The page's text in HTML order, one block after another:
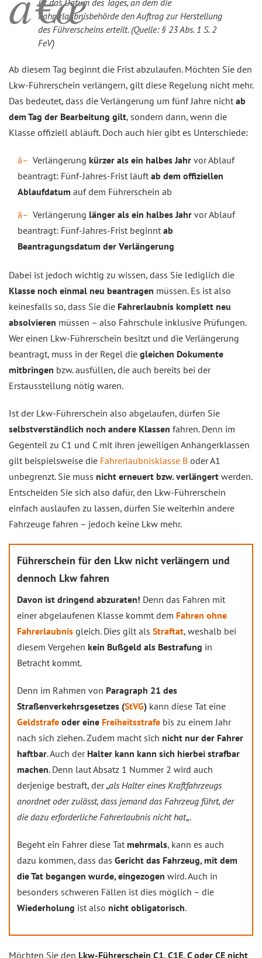
ist das Datum des Tages, an dem die
Fahrerlaubnisbehörde den Auftrag zur Herstellung
des Führerscheins erteilt. (Quelle: § 23 Abs. 1 S. 2
FeV)
Ab diesem Tag beginnt die Frist abzulaufen. Möchten Sie den
Lkw-Führerschein verlängern, gilt diese Regelung nicht mehr.
Das bedeutet, dass die Verlängerung um fünf Jahre nicht ab
dem Tag der Bearbeitung gilt, sondern dann, wenn die
Klasse offiziell abläuft. Doch auch hier gibt es Unterschiede:
Verlängerung kürzer als ein halbes Jahr vor Ablauf
beantragt: Fünf-Jahres-Frist läuft ab dem offiziellen
Ablaufdatum auf dem Führerschein ab
Verlängerung länger als ein halbes Jahr vor Ablauf
beantragt: Fünf-Jahres-Frist beginnt ab
Beantragungsdatum der Verlängerung
Dabei ist jedoch wichtig zu wissen, dass Sie lediglich die
Klasse noch einmal neu beantragen müssen. Es ist also
keinesfalls so, dass Sie die Fahrerlaubnis komplett neu
absolvieren müssen – also Fahrschule inklusive Prüfungen.
Wer einen Lkw-Führerschein besitzt und die Verlängerung
beantragt, muss in der Regel die gleichen Dokumente
mitbringen bzw. ausfüllen, die auch bereits bei der
Erstausstellung nötig waren.
Ist der Lkw-Führerschein also abgelaufen, dürfen Sie
selbstverständlich noch andere Klassen fahren. Denn im
Gegenteil zu C1 und C mit ihren jeweiligen Anhängerklassen
gilt beispielsweise die Fahrerlaubnisklasse B oder A1
unbegrenzt. Sie muss nicht erneuert bzw. verlängert werden.
Entscheiden Sie sich also dafür, den Lkw-Führerschein
einfach auslaufen zu lassen, dürfen Sie weiterhin andere
Fahrzeuge fahren – jedoch keine Lkw mehr.
Führerschein für den Lkw nicht verlängern und
dennoch Lkw fahren
Davon ist dringend abzuraten! Denn das Fahren mit
einer abgelaufenen Klasse kommt dem Fahren ohne
Fahrerlaubnis gleich. Dies gilt als Straftat, weshalb bei
diesem Vergehen kein Bußgeld als Bestrafung in
Betracht kommt.
Denn im Rahmen von Paragraph 21 des
Straßenverkehrsgesetzes (StVG) kann diese Tat eine
Geldstrafe oder eine Freiheitsstrafe bis zu einem Jahr
nach sich ziehen. Zudem macht sich nicht nur der Fahrer
haftbar. Auch der Halter kann kann sich hierbei strafbar
machen. Denn laut Absatz 1 Nummer 2 wird auch
derjenige bestraft, der „als Halter eines Kraftfahrzeugs
anordnet oder zulässt, dass jemand das Fahrzeug führt, der
die dazu erforderliche Fahrerlaubnis nicht hat„.
Begeht ein Fahrer diese Tat mehrmals, kann es auch
dazu kommen, dass das Gericht das Fahrzeug, mit dem
die Tat begangen wurde, eingezogen wird. Auch in
besonders schweren Fällen ist dies möglich – die
Wiederholung ist also nicht obligatorisch.
Möchten Sie den Lkw-Führerschein C1, C1E, C oder CE nicht